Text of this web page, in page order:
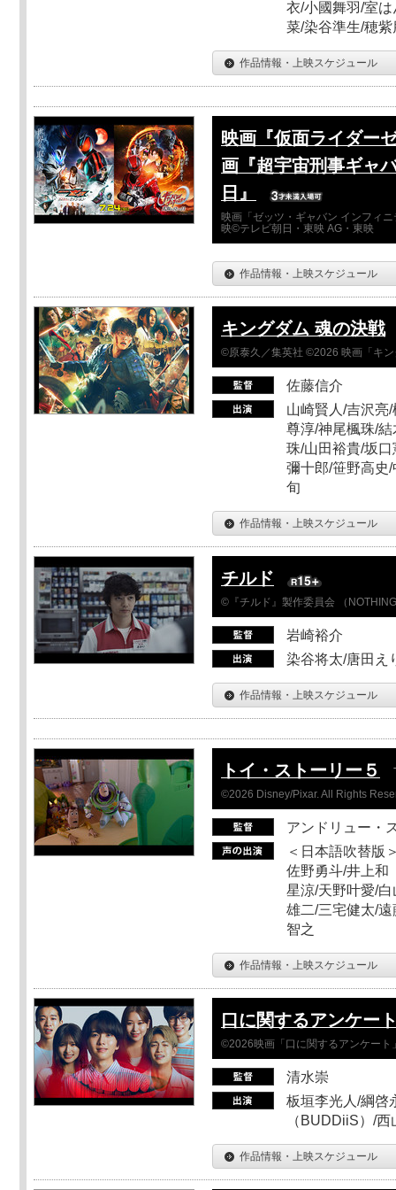
衣/小國舞羽/室
菜/染谷準生/穂
作品情報・上映スケジュール
映画『仮面ライダー
画『超宇宙刑事ギャ
日』
映画「ゼッツ・ギャバン インフィ
映©テレビ朝日・東映 AG・東映
作品情報・上映スケジュール
キングダム 魂の決戦
©原泰久／集英社 ©2026 映画「キ
佐藤信介
山崎賢人/吉沢亮
尊淳/神尾楓珠/
珠/山田裕貴/坂
彌十郎/笹野高史
旬
作品情報・上映スケジュール
チルド
©『チルド』製作委員会 （
岩崎裕介
染谷将太/唐田え
作品情報・上映スケジュール
トイ・ストーリー５
©2026 Disney/Pixar. All Rights
アンドリュー・
＜日本語吹替版
佐野勇斗/井上和
星涼/天野叶愛/
雄二/三宅健太/
智之
作品情報・上映スケジュール
口に関するアンケー
©2026映画「口に関するアンケート
清水崇
板垣李光人/綱啓
（BUDDiiS）/
作品情報・上映スケジュール